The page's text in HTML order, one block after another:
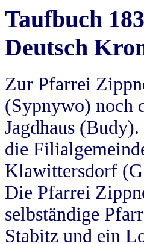
Taufbuch
Deutsch
Zur Pfarrei
(Sypnywo) noch
Jagdhaus
die
Klawittersdorf
Die Pfarrei
selbständige
Stabitz und ein